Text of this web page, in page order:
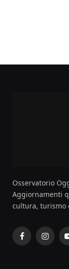
Osservatorio
Aggiornamenti
cultura, turismo
Facebook